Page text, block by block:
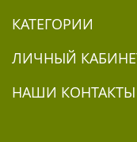
КАТЕГОРИИ
ЛИЧНЫЙ
НАШИ КОНТАКТЫ